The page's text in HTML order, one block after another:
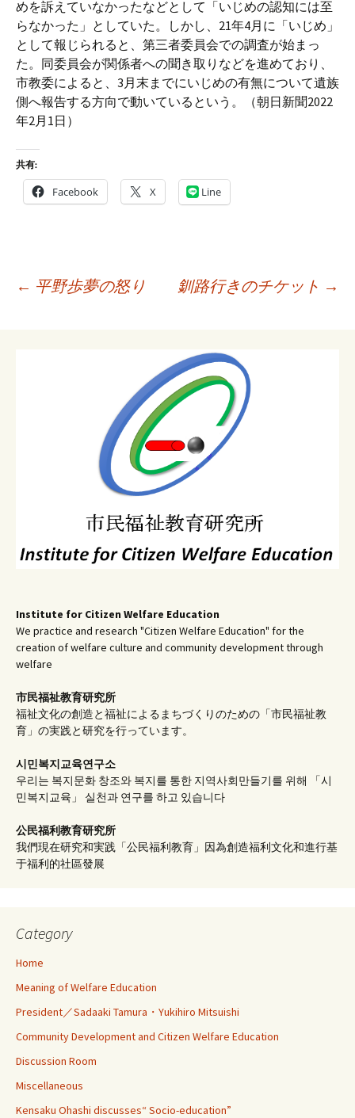
めを訴えていなかったなどとして「いじめの認知には至
らなかった」としていた。しかし、21年4月に「いじめ」
として報じられると、第三者委員会での調査が始まっ
た。同委員会が関係者への聞き取りなどを進めており、
市教委によると、3月末までにいじめの有無について遺族
側へ報告する方向で動いているという。（朝日新聞2022
年2月1日）
共有:
Facebook X Line
← 平野歩夢の怒り 釧路行きのチケット →
Institute for Citizen Welfare Education
We practice and research "Citizen Welfare Education" for the
creation of welfare culture and community development through
welfare
市民福祉教育研究所
福祉文化の創造と福祉によるまちづくりのための「市民福祉教
育」の実践と研究を行っています。
시민복지교육연구소
우리는 복지문화 창조와 복지를 통한 지역사회만들기를 위해 「시
민복지교육」 실천과 연구를 하고 있습니다
公民福利教育研究所
我們現在研究和実践「公民福利教育」因為創造福利文化和進行基
于福利的社區發展
Category
Home
Meaning of Welfare Education
President／Sadaaki Tamura・Yukihiro Mitsuishi
Community Development and Citizen Welfare Education
Discussion Room
Miscellaneous
Kensaku Ohashi discusses“ Socio-education”